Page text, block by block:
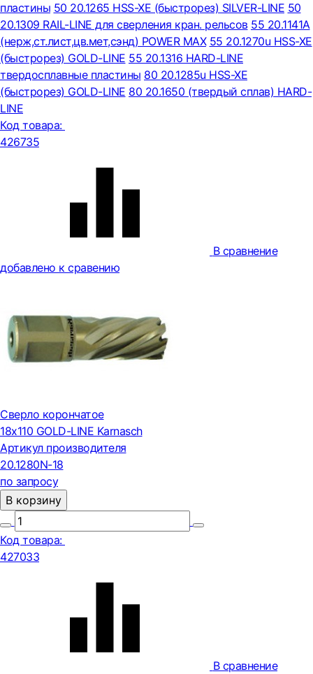
пластины 50 20.1265 HSS-XE (быстрорез) SILVER-LINE 50
20.1309 RAIL-LINE для сверления кран. рельсов 55 20.1141A
(нерж,ст.лист,цв.мет,сэнд) POWER MAX 55 20.1270u HSS-XE
(быстрорез) GOLD-LINE 55 20.1316 HARD-LINE
твердосплавные пластины 80 20.1285u HSS-XE
(быстрорез) GOLD-LINE 80 20.1650 (твердый сплав) HARD-
LINE
Код товара:
426735
В сравнение
добавлено к сравению
Сверло корончатое
18х110 GOLD-LINE Karnasch
Артикул производителя
20.1280N-18
по запросу
В корзину
Код товара:
427033
В сравнение